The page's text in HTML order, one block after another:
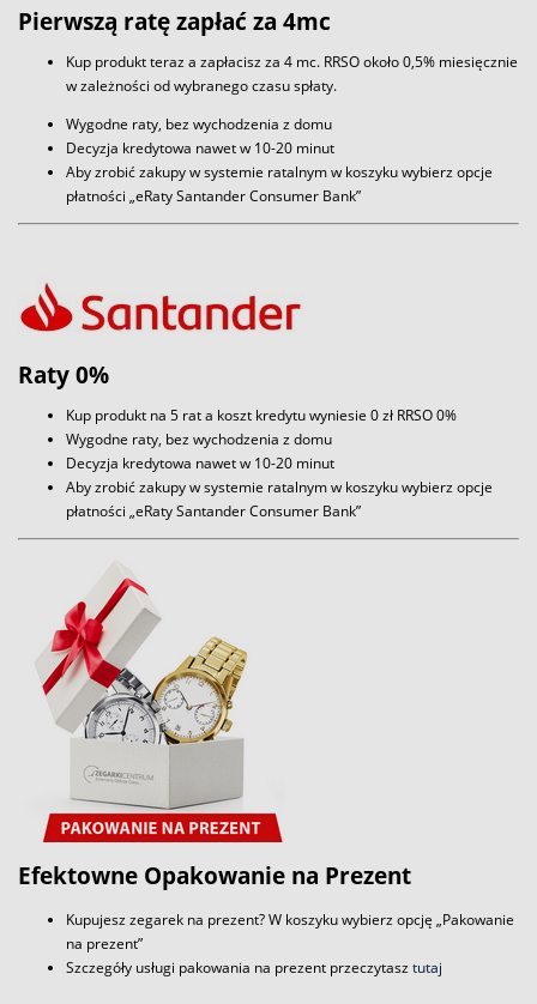
Pierwszą ratę zapłać za 4mc
Kup produkt teraz a zapłacisz za 4 mc. RRSO około 0,5% miesięcznie
w zależności od wybranego czasu spłaty.
Wygodne raty, bez wychodzenia z domu
Decyzja kredytowa nawet w 10-20 minut
Aby zrobić zakupy w systemie ratalnym w koszyku wybierz opcje
płatności „eRaty Santander Consumer Bank”
Raty 0%
Kup produkt na 5 rat a koszt kredytu wyniesie 0 zł RRSO 0%
Wygodne raty, bez wychodzenia z domu
Decyzja kredytowa nawet w 10-20 minut
Aby zrobić zakupy w systemie ratalnym w koszyku wybierz opcje
płatności „eRaty Santander Consumer Bank”
Efektowne Opakowanie na Prezent
Kupujesz zegarek na prezent? W koszyku wybierz opcję „Pakowanie
na prezent”
Szczegóły usługi pakowania na prezent przeczytasztutaj